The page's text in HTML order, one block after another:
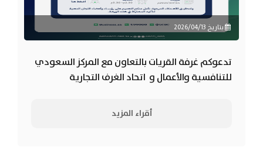
بتاريخ 2026/04/13
تدعوكم غرفة القريات بالتعاون مع المركز السعودي
للتنافسية والأعمال و اتحاد الغرف التجارية
واحتساب تكاليف بدء ومزاولة...
أقراء المزيد